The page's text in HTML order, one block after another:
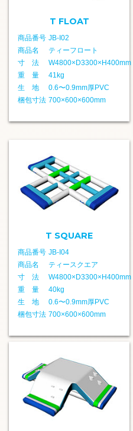
T FLOAT
商品番号 JB-I02
商品名
ティーフロート
寸 法
W4800×D3300×H400mm
重 量
41kg
生 地
0.6〜0.9mm厚PVC
梱包寸法 700×600×600mm
T SQUARE
商品番号 JB-I04
商品名
ティースクエア
寸 法
W4800×D3300×H400mm
重 量
40kg
生 地
0.6〜0.9mm厚PVC
梱包寸法 700×600×600mm